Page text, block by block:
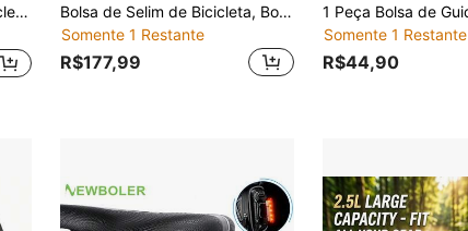
Bicicleta de Estrada
Bolsa de Selim de Bicicleta, Bolsa de Equipamentos de Ciclismo, Acessórios de Ciclismo, Bolsa para Garrafa de Água de Ciclismo, Bolsa de Cintura de Ciclismo, Feita de Tecido Oxford, Bolsa de Ciclismo
Somente 1 Restante
R$177,99
Somente 1 Restante
R$44,90